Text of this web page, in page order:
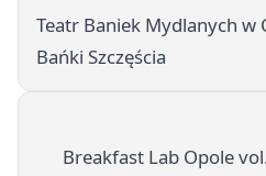
Teatr Baniek Mydlanych w
Bańki Szczęścia
Breakfast Lab Opole